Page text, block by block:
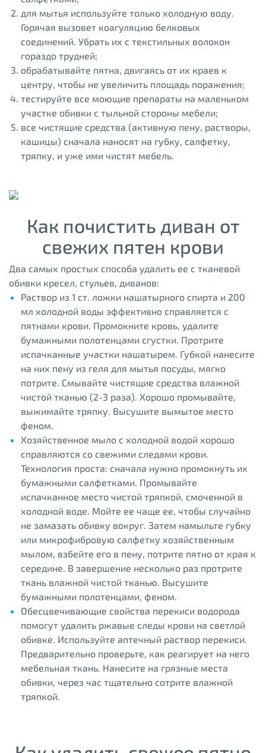
для мытья используйте только холодную воду.
Горячая вызовет коагуляцию белковых
соединений. Убрать их с текстильных волокон
гораздо трудней;
обрабатывайте пятна, двигаясь от их краев к
центру, чтобы не увеличить площадь поражения;
тестируйте все моющие препараты на маленьком
участке обивки с тыльной стороны мебели;
все чистящие средства (активную пену, растворы,
кашицы) сначала наносят на губку, салфетку,
тряпку, и уже ими чистят мебель.
Как почистить диван от
свежих пятен крови
Два самых простых способа удалить ее с тканевой
обивки кресел, стульев, диванов:
Раствор из 1 ст. ложки нашатырного спирта и 200
мл холодной воды эффективно справляется с
пятнами крови. Промокните кровь, удалите
бумажными полотенцами сгустки. Протрите
испачканные участки нашатырем. Губкой нанесите
на них пену из геля для мытья посуды, мягко
потрите. Смывайте чистящие средства влажной
чистой тканью (2-3 раза). Хорошо промывайте,
выжимайте тряпку. Высушите вымытое место
феном.
Хозяйственное мыло с холодной водой хорошо
справляются со свежими следами крови.
Технология проста: сначала нужно промокнуть их
бумажными салфетками. Промывайте
испачканное место чистой тряпкой, смоченной в
холодной воде. Мойте ее чаще ее, чтобы случайно
не замазать обивку вокруг. Затем намыльте губку
или микрофибровую салфетку хозяйственным
мылом, взбейте его в пену, потрите пятно от края к
середине. В завершение несколько раз протрите
ткань влажной чистой тканью. Высушите
бумажными полотенцами, феном.
Обесцвечивающие свойства перекиси водорода
помогут удалить ржавые следы крови на светлой
обивке. Используйте аптечный раствор перекиси.
Предварительно проверьте, как реагирует на него
мебельная ткань. Нанесите на грязные места
обивки, через час тщательно сотрите влажной
тряпкой.